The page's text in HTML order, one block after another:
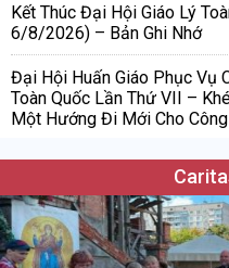
Kết Thúc Đại Hội Giáo Lý
6/8/2026) – Bản Ghi Nhớ
Đại Hội Huấn Giáo Phục Vụ
Toàn Quốc Lần Thứ VII –
Một Hướng Đi Mới Cho